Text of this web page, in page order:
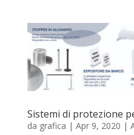
Sistemi di protezione
da grafica | Apr 9, 2020 |